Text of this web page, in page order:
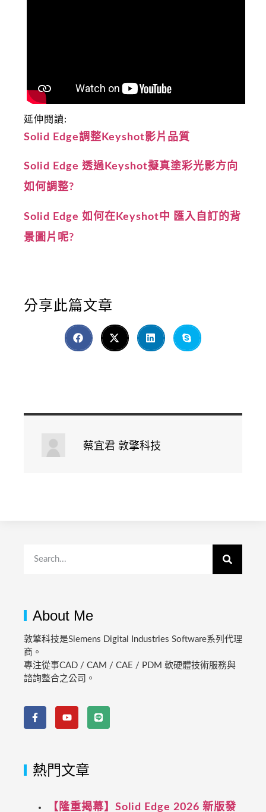
延伸閱讀:
Solid Edge調整Keyshot影片品質
Solid Edge 透過Keyshot擬真塗彩光影方向
如何調整?
Solid Edge 如何在Keyshot中 匯入自訂的背
景圖片呢?
分享此篇文章
蔡宜君 敦擎科技
About Me
敦擎科技是Siemens Digital Industries Software系列代理
商。
專注從事CAD / CAM / CAE / PDM 軟硬體技術服務與
諮詢整合之公司。
熱門文章
【隆重揭幕】Solid Edge 2026 新版發